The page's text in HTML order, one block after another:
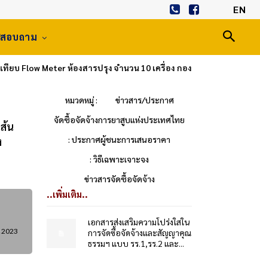
EN
อบถาม
ยบ Flow Meter ห้องสารปรุง จำนวน 10 เครื่อง กอง
น
หมวดหมู่ :
ข่าวสาร/ประกาศ
จัดซื้อจัดจ้างการยาสูบแห่งประเทศไทย
: ประกาศผู้ชนะการเสนอราคา
: วิธีเฉพาะเจาะจง
ข่าวสารจัดซื้อจัดจ้าง
..เพิ่มเติม..
เอกสารส่งเสริมความโปร่งใสใน
การจัดซื้อจัดจ้างและสัญญาคุณ
ธรรมฯ แบบ รร.1,รร.2 และ...